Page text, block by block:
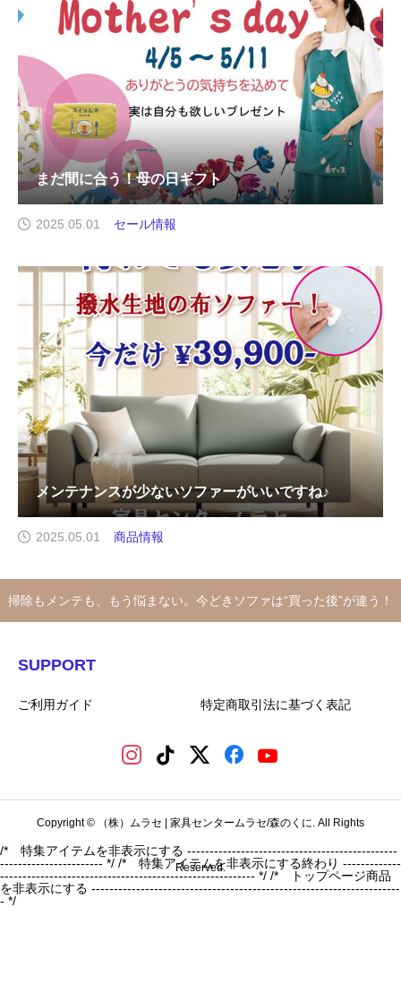
まだ間に合う！母の日ギフト
2025.05.01 セール情報
メンテナンスが少ないソファーがいいですね♪
2025.05.01 商品情報
掃除もメンテも、もう悩まない。今どきソファは“買った後”が違う！
SUPPORT
ご利用ガイド 特定商取引法に基づく表記
Copyright © （株）ムラセ | 家具センタームラセ/森のくに. All Rights
Reserved.
/* 特集アイテムを非表示にする -----------------------------------------------
----------------------- */ /* 特集アイテムを非表示にする終わり -------------
--------------------------------------------------------- */ /* トップページ商品
を非表示にする ---------------------------------------------------------------------
- */